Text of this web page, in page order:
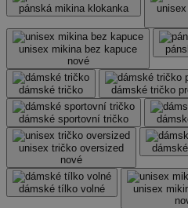
pánská mikina klokanka
unisex mikina bez kapuce
nové
dámské tričko dámské tričko
dámské sportovní tričko
unisex tričko oversized
nové
dámské tílko volné
unisex